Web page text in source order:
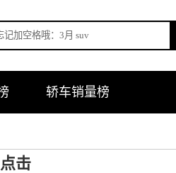
轿车销量榜
击